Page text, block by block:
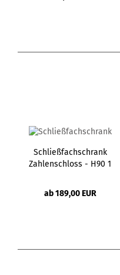
Schließfachschrank
Zahlenschloss - H90 1
ab 189,00 EUR